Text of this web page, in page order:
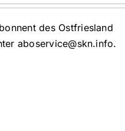
des Ostfriesland
aboservice@skn.info.